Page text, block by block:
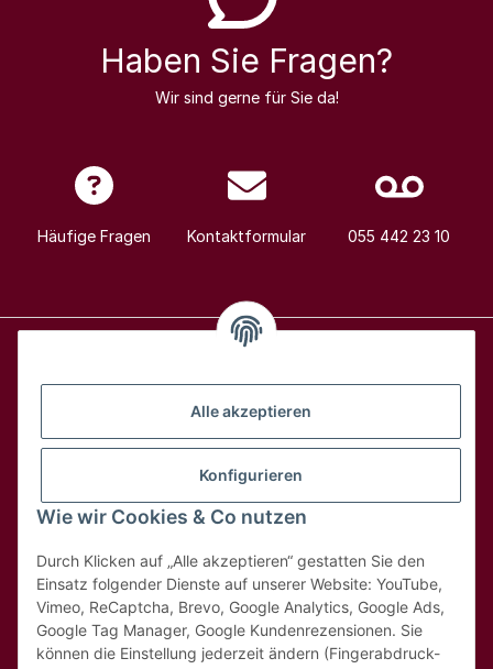
Alle akzeptieren
Konfigurieren
Wie wir Cookies & Co nutzen
Durch Klicken auf „Alle akzeptieren“ gestatten Sie den
Einsatz folgender Dienste auf unserer Website: YouTube,
Vimeo, ReCaptcha, Brevo, Google Analytics, Google Ads,
Google Tag Manager, Google Kundenrezensionen. Sie
können die Einstellung jederzeit ändern (Fingerabdruck-
Haben Sie Fragen?
Wir sind gerne für Sie da!
Häufige Fragen Kontaktformular 055 442 23 10
Hilfe & Kontakt
Rechtliches